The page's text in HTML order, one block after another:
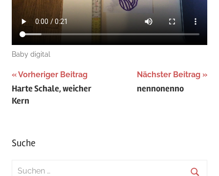
Baby digital
Beitragsnavigation
Vorheriger Beitrag
Harte Schale, weicher
Kern
Nächster Beitrag
nennonenno
Suche
Suchen